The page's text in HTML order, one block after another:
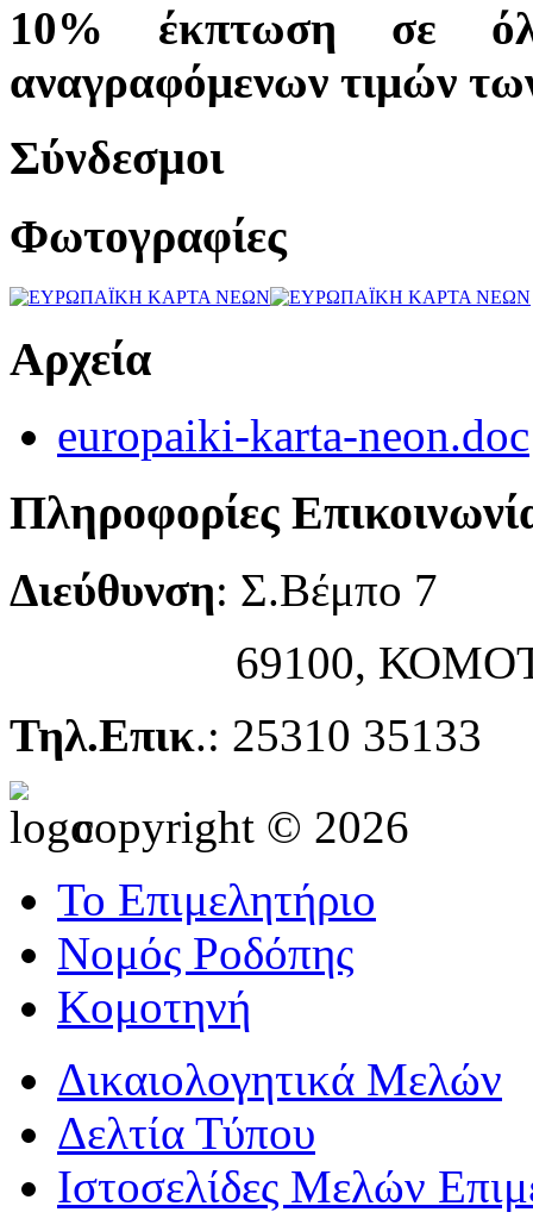
10% έκπτωση σε
αναγραφόμενων τιμών
Σύνδεσμοι
Φωτογραφίες
Αρχεία
europaiki-karta-neon.doc
Πληροφορίες
Διεύθυνση: Σ.Βέμπο 7
69100,
Τηλ.Επικ.: 25310 35133
copyright © 2026
Το Επιμελητήριο
Νομός Ροδόπης
Κομοτηνή
Δικαιολογητικά Μελών
Δελτία Τύπου
Ιστοσελίδες Μελών